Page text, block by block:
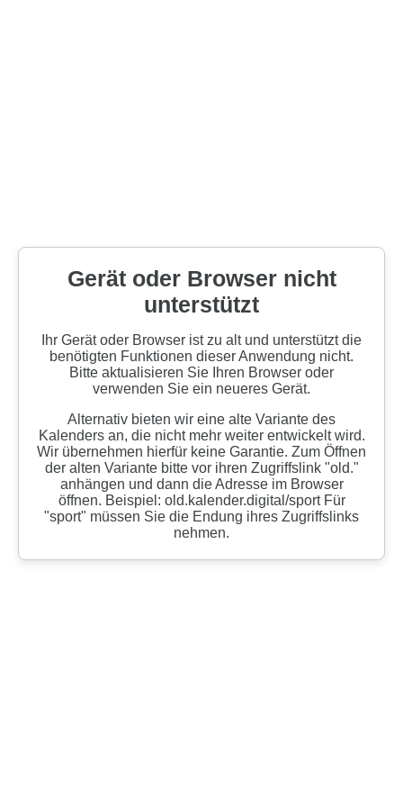
Gerät oder Browser nicht
unterstützt
Ihr Gerät oder Browser ist zu alt und unterstützt die
benötigten Funktionen dieser Anwendung nicht.
Bitte aktualisieren Sie Ihren Browser oder
verwenden Sie ein neueres Gerät.
Alternativ bieten wir eine alte Variante des
Kalenders an, die nicht mehr weiter entwickelt wird.
Wir übernehmen hierfür keine Garantie. Zum Öffnen
der alten Variante bitte vor ihren Zugriffslink "old."
anhängen und dann die Adresse im Browser
öffnen. Beispiel: old.kalender.digital/sport Für
"sport" müssen Sie die Endung ihres Zugriffslinks
nehmen.